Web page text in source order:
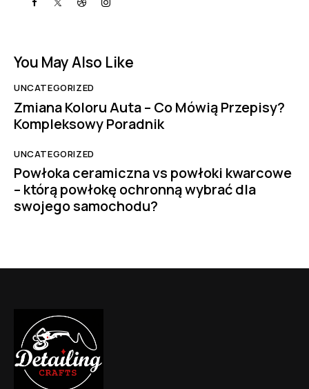
You May Also Like
UNCATEGORIZED
Zmiana Koloru Auta – Co Mówią Przepisy?
Kompleksowy Poradnik
UNCATEGORIZED
Powłoka ceramiczna vs powłoki kwarcowe
– którą powłokę ochronną wybrać dla
swojego samochodu?